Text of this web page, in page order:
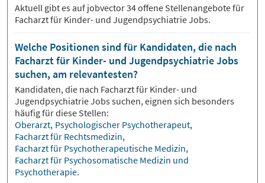
Aktuell gibt es auf jobvector34offene Stellenangebote für
Facharzt für Kinder- und Jugendpsychiatrie Jobs.
Welche Positionen sind für Kandidaten, die nach
Facharzt für Kinder- und Jugendpsychiatrie Jobs
suchen, am relevantesten?
Kandidaten, die nach Facharzt für Kinder- und
JugendpsychiatrieJobs suchen, eignen sich besonders
häufig für diese Stellen:
Oberarzt, Psychologischer Psychotherapeut,
Facharzt für Rechtsmedizin,
Facharzt für Psychotherapeutische Medizin,
Facharzt für Psychosomatische Medizin und
Psychotherapie.